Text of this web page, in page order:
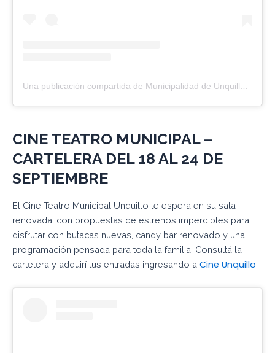
Una publicación compartida de Municipalidad de Unquillo (@muniunquillo)
CINE TEATRO MUNICIPAL –
CARTELERA DEL 18 AL 24 DE
SEPTIEMBRE
El Cine Teatro Municipal Unquillo te espera en su sala
renovada, con propuestas de estrenos imperdibles para
disfrutar con butacas nuevas, candy bar renovado y una
programación pensada para toda la familia. Consultá la
cartelera y adquirí tus entradas ingresando a Cine Unquillo